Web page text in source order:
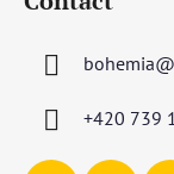
bohemia@
+420 739